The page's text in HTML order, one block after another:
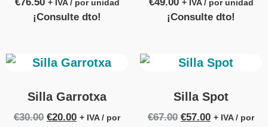
+ IVA / por unidad
¡Consulte dto!
+ IVA / por unidad
¡Consulte dto!
Silla Garrotxa
€30.00 €20.00 + IVA / por
Silla Spot
€67.00 €57.00 + IVA / por